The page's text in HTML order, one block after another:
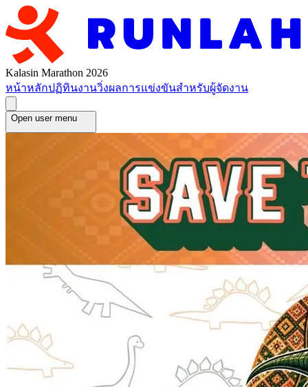
Kalasin Marathon 2026
หน้าหลักปฏิทินงานวิ่งผลการแข่งขันสำหรับผู้จัดงาน
Open user menu